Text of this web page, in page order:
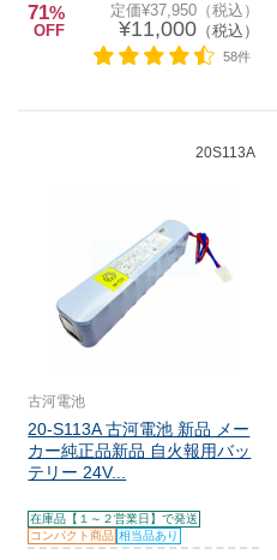
71%
OFF
定価¥37,950（税込）
¥11,000（税込）
58件
20S113A
古河電池
20-S113A 古河電池 新品 メー
カー純正品新品 自火報用バッ
テリー 24V...
在庫品【１～２営業日】で発送
コンパクト商品 相当品あり